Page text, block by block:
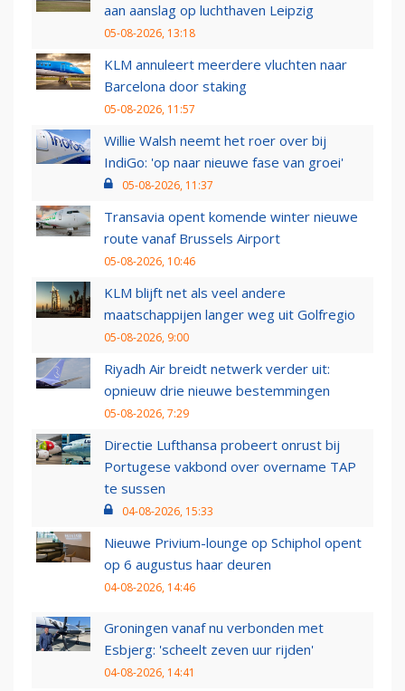
aan aanslag op luchthaven Leipzig
05-08-2026, 13:18
KLM annuleert meerdere vluchten naar
Barcelona door staking
05-08-2026, 11:57
Willie Walsh neemt het roer over bij
IndiGo: 'op naar nieuwe fase van groei'
05-08-2026, 11:37
Transavia opent komende winter nieuwe
route vanaf Brussels Airport
05-08-2026, 10:46
KLM blijft net als veel andere
maatschappijen langer weg uit Golfregio
05-08-2026, 9:00
Riyadh Air breidt netwerk verder uit:
opnieuw drie nieuwe bestemmingen
05-08-2026, 7:29
Directie Lufthansa probeert onrust bij
Portugese vakbond over overname TAP
te sussen
04-08-2026, 15:33
Nieuwe Privium-lounge op Schiphol opent
op 6 augustus haar deuren
04-08-2026, 14:46
Groningen vanaf nu verbonden met
Esbjerg: 'scheelt zeven uur rijden'
04-08-2026, 14:41